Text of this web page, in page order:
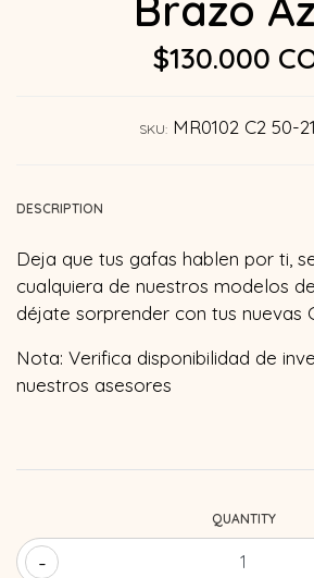
$130.000
SKU: MR0102 C2 50-
DESCRIPTION
Deja que tus gafas hablen por ti,
cualquiera de nuestros modelos
déjate sorprender con tus nuevas
Nota: Verifica disponibilidad de
nuestros asesores
QUANTITY
-